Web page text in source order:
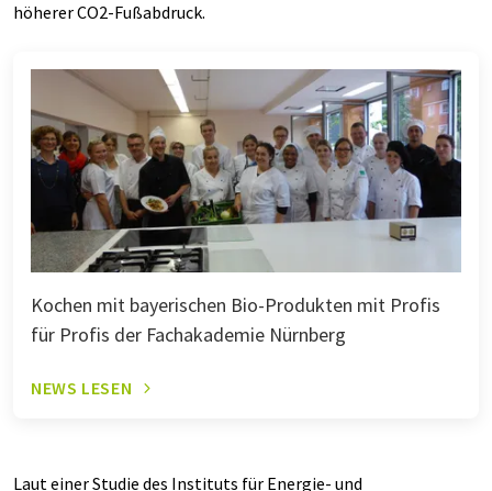
höherer CO2-Fußabdruck.
Kochen mit bayerischen Bio-Produkten mit Profis
für Profis der Fachakademie Nürnberg
NEWS LESEN
Laut einer Studie des Instituts für Energie- und